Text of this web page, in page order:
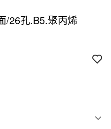
/26孔.B5.聚丙烯